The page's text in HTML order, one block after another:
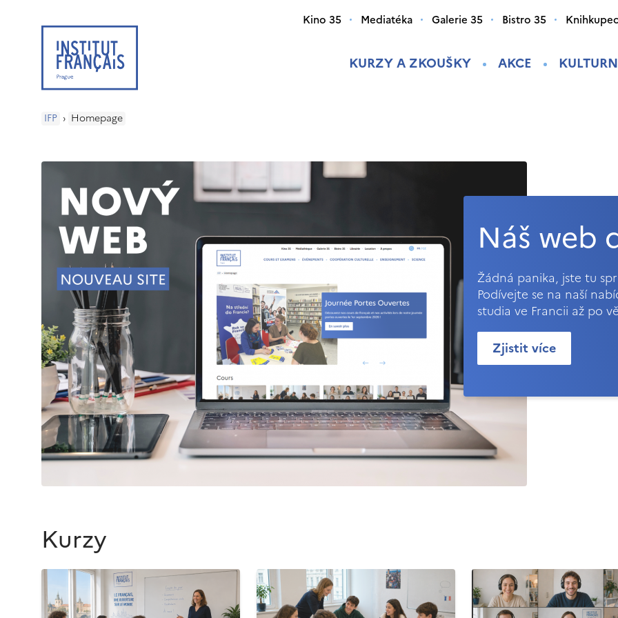
KURZY A ZKOUŠKY AKCE
Kino 35 Mediatéka Galerie 35 Bistro 35
IFP › Homepage
Náš web
Žádná panika, jste tu
Podívejte se na naší
studia ve Francii až po
Zjistit více
Kurzy